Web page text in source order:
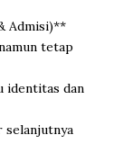
Admisi)**
tetap
identitas dan
selanjutnya